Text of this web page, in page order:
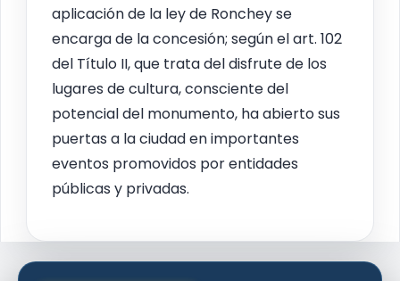
aplicación de la ley de Ronchey se
encarga de la concesión; según el art. 102
del Título II, que trata del disfrute de los
lugares de cultura, consciente del
potencial del monumento, ha abierto sus
puertas a la ciudad en importantes
eventos promovidos por entidades
públicas y privadas.